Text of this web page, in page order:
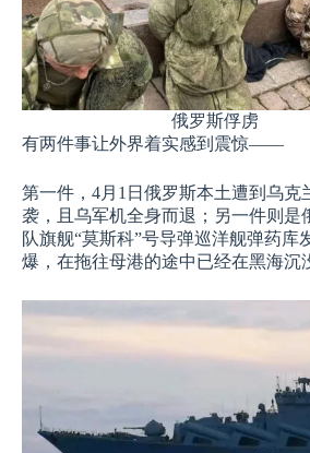
俄罗斯俘虏
有两件事让外界着实感到震惊——
第一件，4月1日俄罗斯本土遭到乌克
袭，且乌军机全身而退；另一件则是
队旗舰“莫斯科”号导弹巡洋舰弹药库
爆，在拖往母港的途中已经在黑海沉